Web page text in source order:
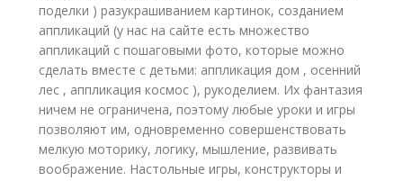
поделки ) разукрашиванием картинок, созданием
аппликаций (у нас на сайте есть множество
аппликаций с пошаговыми фото, которые можно
сделать вместе с детьми: аппликация дом , осенний
лес , аппликация космос ), рукоделием. Их фантазия
ничем не ограничена, поэтому любые уроки и игры
позволяют им, одновременно совершенствовать
мелкую моторику, логику, мышление, развивать
воображение. Настольные игры, конструкторы и